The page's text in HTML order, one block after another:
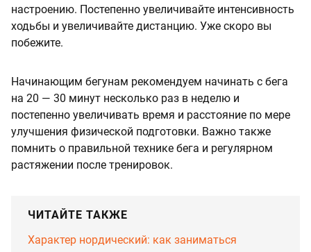
настроению. Постепенно увеличивайте интенсивность
ходьбы и увеличивайте дистанцию. Уже скоро вы
побежите.
Начинающим бегунам рекомендуем начинать с бега
на 20 — 30 минут несколько раз в неделю и
постепенно увеличивать время и расстояние по мере
улучшения физической подготовки. Важно также
помнить о правильной технике бега и регулярном
растяжении после тренировок.
ЧИТАЙТЕ ТАКЖЕ
Характер нордический: как заниматься